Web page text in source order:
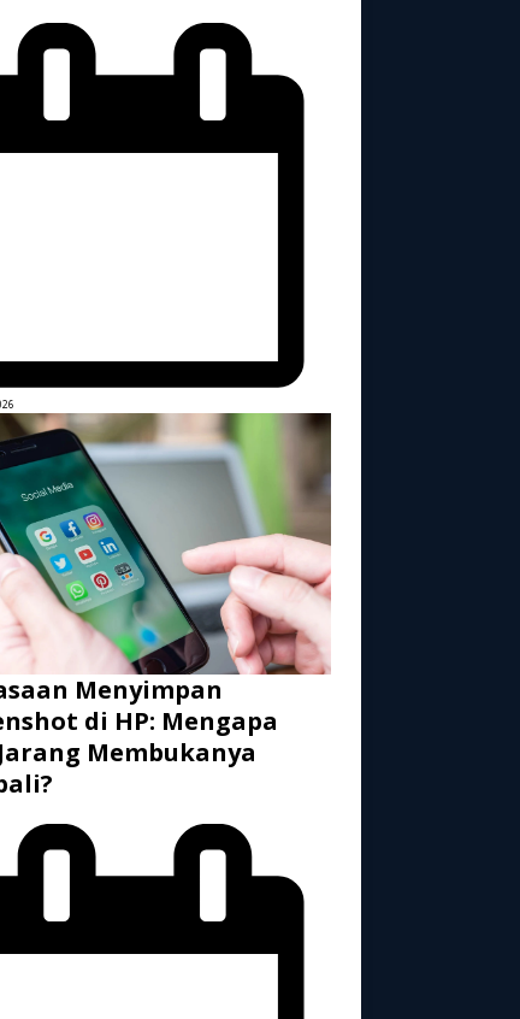
Menyimpan
di HP: Mengapa
Membukanya